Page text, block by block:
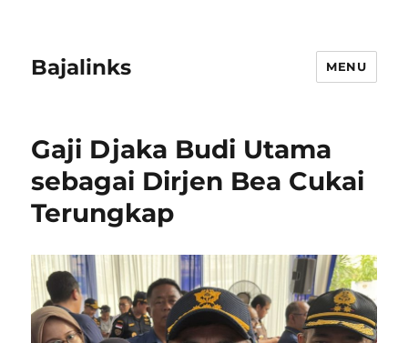
Bajalinks MENU
Gaji Djaka Budi Utama
sebagai Dirjen Bea Cukai
Terungkap